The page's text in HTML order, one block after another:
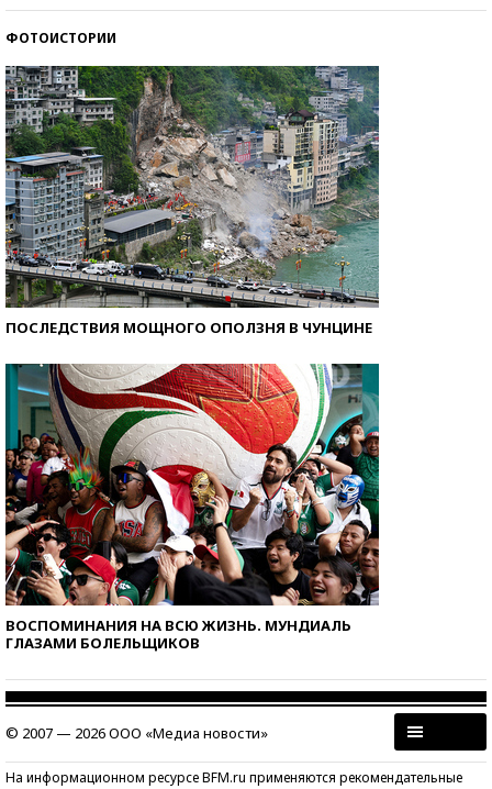
ФОТОИСТОРИИ
ПОСЛЕДСТВИЯ МОЩНОГО ОПОЛЗНЯ В ЧУНЦИНЕ
ВОСПОМИНАНИЯ НА ВСЮ ЖИЗНЬ. МУНДИАЛЬ
ГЛАЗАМИ БОЛЕЛЬЩИКОВ
© 2007 — 2026 ООО «Медиа новости»
На информационном ресурсе BFM.ru применяются рекомендательные